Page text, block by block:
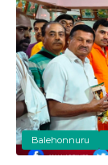
Balehonnuru